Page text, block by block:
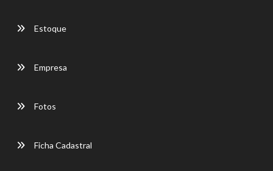
Estoque
Empresa
Fotos
Ficha Cadastral